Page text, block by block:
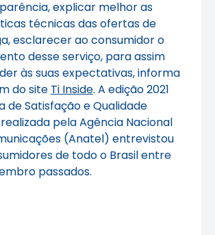
explicar melhor as
técnicas das ofertas de
esclarecer ao consumidor o
desse serviço, para assim
às suas expectativas, informa
do site Ti Inside. A edição 2021
de Satisfação e Qualidade
pela Agência Nacional
(Anatel) entrevistou
de todo o Brasil entre
passados.